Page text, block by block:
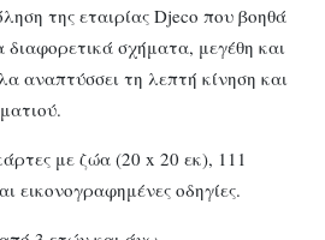
της εταιρίας Djeco που βοηθά
διαφορετικά σχήματα, μεγέθη και
αναπτύσσει τη λεπτή κίνηση και
με ζώα (20 x 20 εκ), 111
εικονογραφημένες οδηγίες.